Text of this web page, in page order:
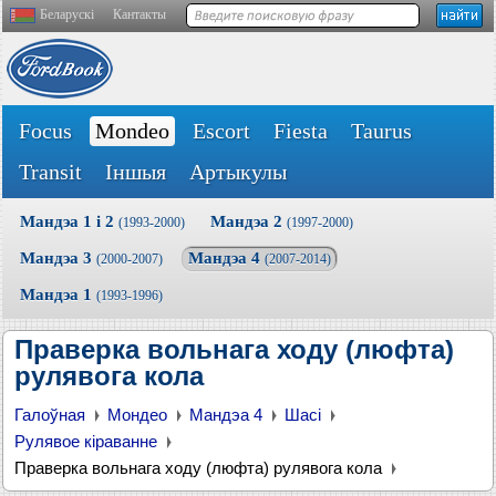
Беларускі Кантакты
Focus Mondeo Escort Fiesta
Taurus
Transit
Іншыя Артыкулы
Мандэа 1 і 2 (1993-2000) Мандэа 2 (1997-2000)
Мандэа 3 (2000-2007) Мандэа 4 (2007-2014)
Мандэа 1 (1993-1996)
Праверка вольнага ходу (люфта)
рулявога кола
Галоўная Мондео Мандэа 4
Шасі
Рулявое кіраванне
Праверка вольнага ходу (люфта) рулявога кола